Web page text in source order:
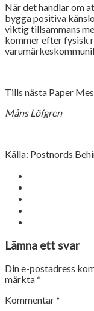
När det handlar om
bygga positiva
viktig tillsammans
kommer efter fysisk
Tills nästa Paper
Måns Löfgren
Källa: Postnords
Lämna ett svar
Din e-postadress
märkta*
Kommentar*